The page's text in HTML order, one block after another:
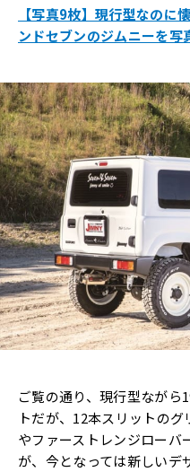
【写真9枚】現行型なのに
ンドセブンのジムニーを写
ご覧の通り、現行型ながら
トだが、12本スリットの
やファーストレンジローバ
が、今となっては新しいデ